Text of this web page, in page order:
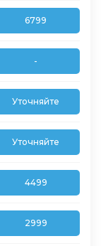
6799
-
Уточняйте
Уточняйте
4499
2999